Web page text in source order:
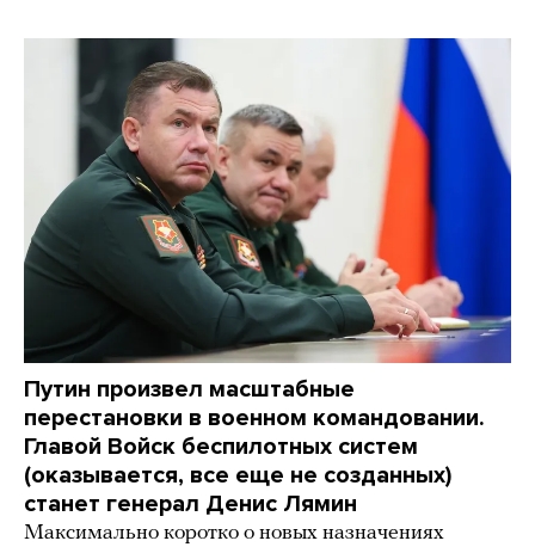
Путин произвел масштабные
перестановки в военном командовании.
Главой Войск беспилотных систем
(оказывается, все еще не созданных)
станет генерал Денис Лямин
Максимально коротко о новых назначениях